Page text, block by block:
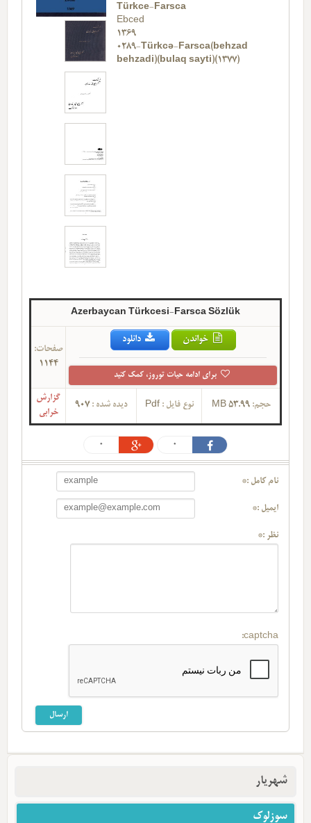
Türkce-Farsca
Ebced
1369
0289-Türkcə-Farsca(behzad
behzadi)(bulaq sayti)(1377)
Azerbaycan Türkcesi-Farsca Sözlük
خواندن دانلود
برای ادامه حیات توروز، کمک کنید
صفحات:
1144
حجم:53.99 MB نوع فایل :Pdf دیده شده : 907
گزارش
خرابی
0
0
نام کامل :*
ایمیل :*
نظر :*
captcha:
شهریار
سوزلوک